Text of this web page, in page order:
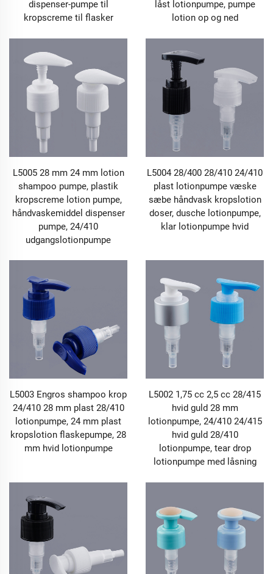
dispenser-pumpe til
kropscreme til flasker
låst lotionpumpe, pumpe
lotion op og ned
L5005 28 mm 24 mm lotion
shampoo pumpe, plastik
kropscreme lotion pumpe,
håndvaskemiddel dispenser
pumpe, 24/410
udgangslotionpumpe
L5004 28/400 28/410 24/410
plast lotionpumpe væske
sæbe håndvask kropslotion
doser, dusche lotionpumpe,
klar lotionpumpe hvid
L5003 Engros shampoo krop
24/410 28 mm plast 28/410
lotionpumpe, 24 mm plast
kropslotion flaskepumpe, 28
mm hvid lotionpumpe
L5002 1,75 cc 2,5 cc 28/415
hvid guld 28 mm
lotionpumpe, 24/410 24/415
hvid guld 28/410
lotionpumpe, tear drop
lotionpumpe med låsning